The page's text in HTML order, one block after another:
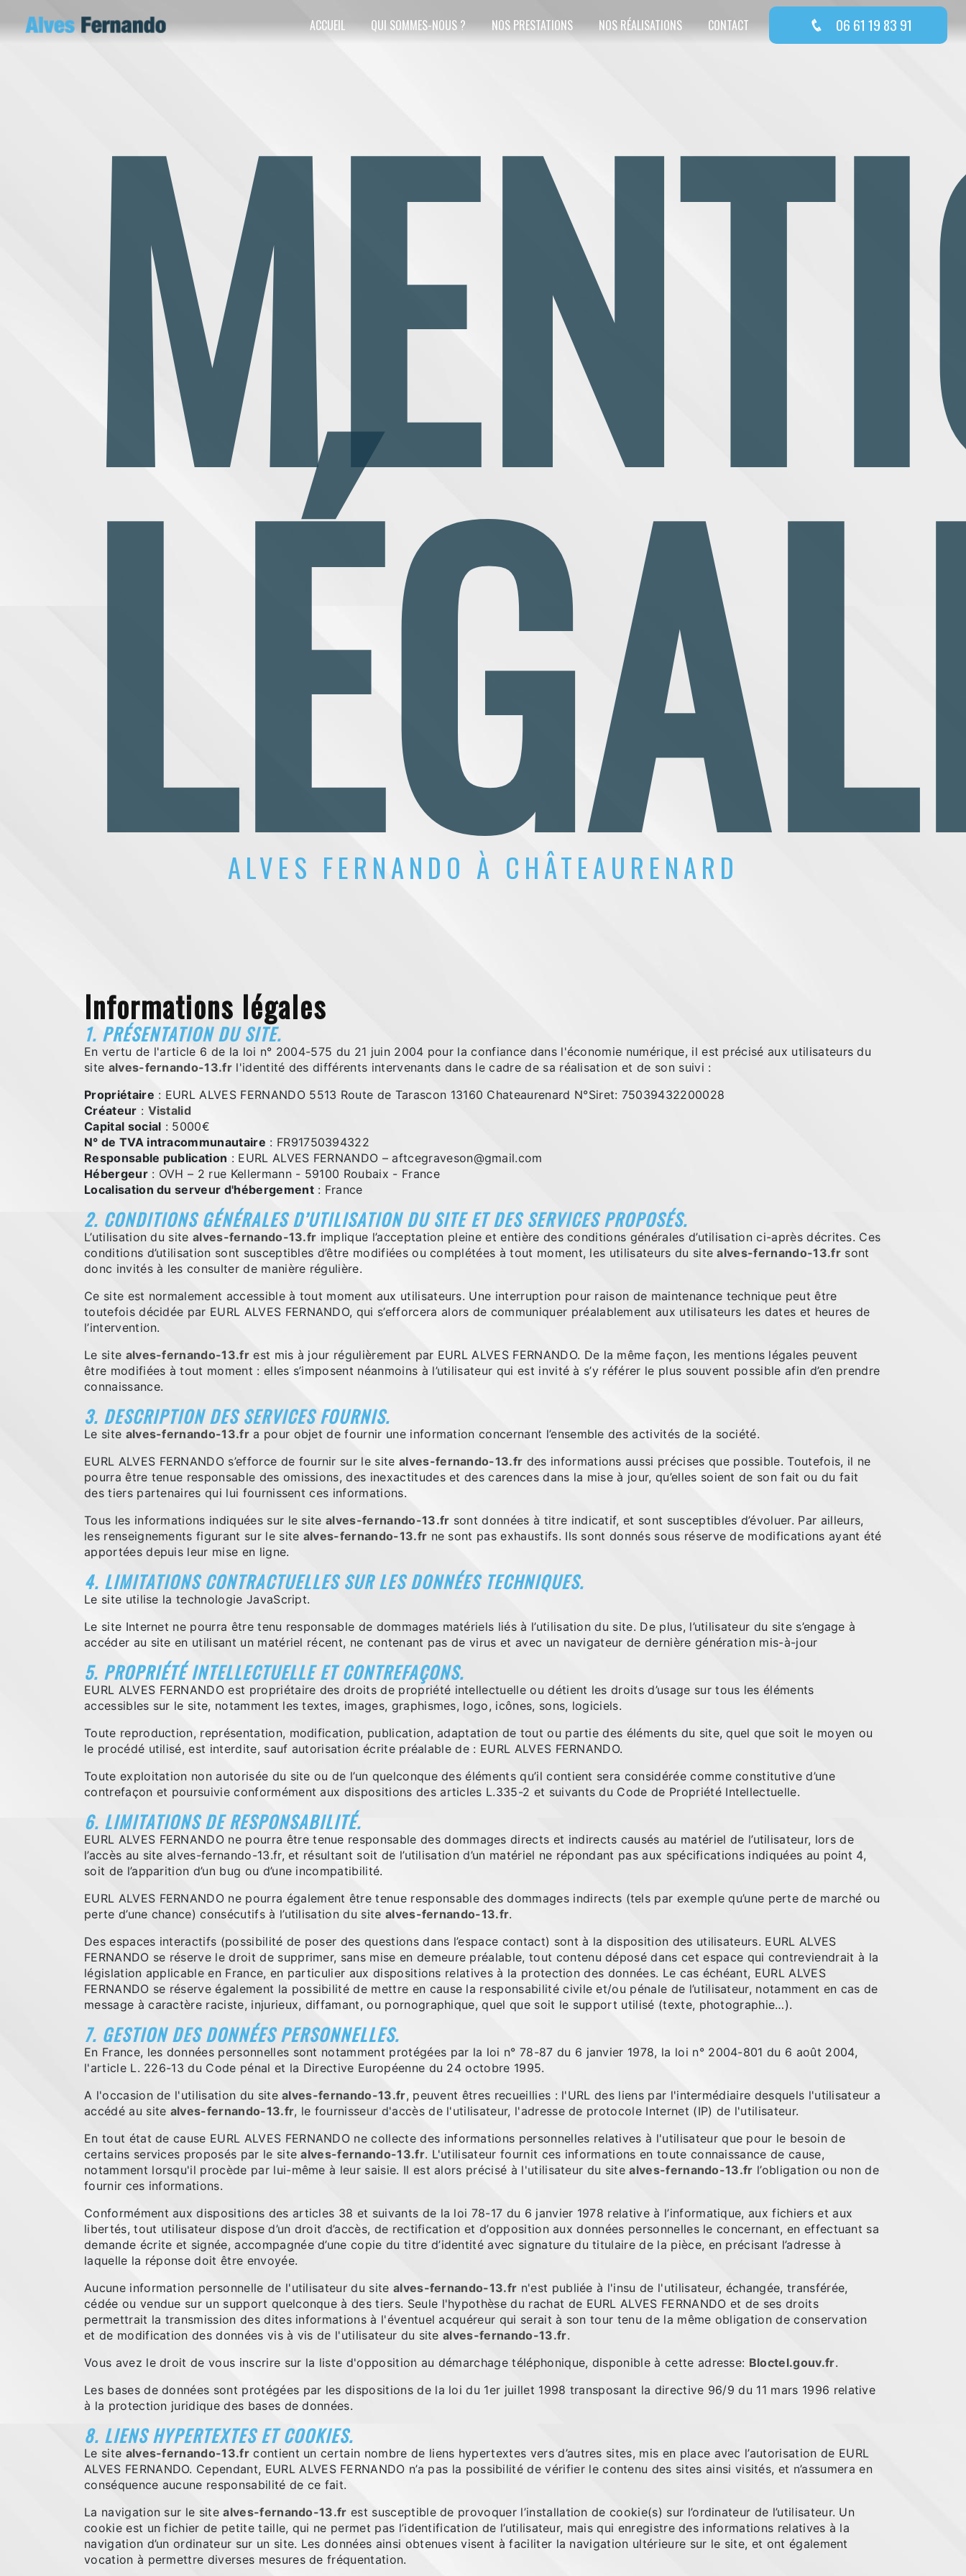
ACCUEIL QUI SOMMES-NOUS ? NOS PRESTATIONS NOS RÉALISATIONS CONTACT 06 61 19 83 91
ALVES FERNANDO À CHÂTEAURENARD
Informations légales
1. PRÉSENTATION DU SITE.
En vertu de l'article 6 de la loi n° 2004-575 du 21 juin 2004 pour la confiance dans l'économie numérique, il est précisé aux utilisateurs du
site alves-fernando-13.fr l'identité des différents intervenants dans le cadre de sa réalisation et de son suivi :
Propriétaire : EURL ALVES FERNANDO 5513 Route de Tarascon 13160 Chateaurenard N°Siret: 75039432200028
Créateur : Vistalid
Capital social : 5000€
N° de TVA intracommunautaire : FR91750394322
Responsable publication : EURL ALVES FERNANDO – aftcegraveson@gmail.com
Hébergeur: OVH – 2 rue Kellermann - 59100 Roubaix - France
Localisation du serveur d'hébergement: France
2. CONDITIONS GÉNÉRALES D’UTILISATION DU SITE ET DES SERVICES PROPOSÉS.
L’utilisation du sitealves-fernando-13.fr implique l’acceptation pleine et entière des conditions générales d’utilisation ci-après décrites. Ces
conditions d’utilisation sont susceptibles d’être modifiées ou complétées à tout moment, les utilisateurs du sitealves-fernando-13.frsont
donc invités à les consulter de manière régulière.
Ce site est normalement accessible à tout moment aux utilisateurs. Une interruption pour raison de maintenance technique peut être
toutefois décidée par EURL ALVES FERNANDO, qui s’efforcera alors de communiquer préalablement aux utilisateurs les dates et heures de
l’intervention.
Le site alves-fernando-13.frest mis à jour régulièrement par EURL ALVES FERNANDO. De la même façon, les mentions légales peuvent
être modifiées à tout moment : elles s’imposent néanmoins à l’utilisateur qui est invité à s’y référer le plus souvent possible afin d’en prendre
connaissance.
3. DESCRIPTION DES SERVICES FOURNIS.
Le site alves-fernando-13.fra pour objet de fournir une information concernant l’ensemble des activités de la société.
EURL ALVES FERNANDO s’efforce de fournir sur le site alves-fernando-13.fr des informations aussi précises que possible. Toutefois, il ne
pourra être tenue responsable des omissions, des inexactitudes et des carences dans la mise à jour, qu’elles soient de son fait ou du fait
des tiers partenaires qui lui fournissent ces informations.
Tous les informations indiquées sur le sitealves-fernando-13.fr sont données à titre indicatif, et sont susceptibles d’évoluer. Par ailleurs,
les renseignements figurant sur le site alves-fernando-13.fr ne sont pas exhaustifs. Ils sont donnés sous réserve de modifications ayant été
apportées depuis leur mise en ligne.
4. LIMITATIONS CONTRACTUELLES SUR LES DONNÉES TECHNIQUES.
Le site utilise la technologie JavaScript.
Le site Internet ne pourra être tenu responsable de dommages matériels liés à l’utilisation du site. De plus, l’utilisateur du site s’engage à
accéder au site en utilisant un matériel récent, ne contenant pas de virus et avec un navigateur de dernière génération mis-à-jour
5. PROPRIÉTÉ INTELLECTUELLE ET CONTREFAÇONS.
EURL ALVES FERNANDO est propriétaire des droits de propriété intellectuelle ou détient les droits d’usage sur tous les éléments
accessibles sur le site, notamment les textes, images, graphismes, logo, icônes, sons, logiciels.
Toute reproduction, représentation, modification, publication, adaptation de tout ou partie des éléments du site, quel que soit le moyen ou
le procédé utilisé, est interdite, sauf autorisation écrite préalable de : EURL ALVES FERNANDO.
Toute exploitation non autorisée du site ou de l’un quelconque des éléments qu’il contient sera considérée comme constitutive d’une
contrefaçon et poursuivie conformément aux dispositions des articles L.335-2 et suivants du Code de Propriété Intellectuelle.
6. LIMITATIONS DE RESPONSABILITÉ.
EURL ALVES FERNANDO ne pourra être tenue responsable des dommages directs et indirects causés au matériel de l’utilisateur, lors de
l’accès au site alves-fernando-13.fr, et résultant soit de l’utilisation d’un matériel ne répondant pas aux spécifications indiquées au point 4,
soit de l’apparition d’un bug ou d’une incompatibilité.
EURL ALVES FERNANDO ne pourra également être tenue responsable des dommages indirects (tels par exemple qu’une perte de marché ou
perte d’une chance) consécutifs à l’utilisation du site alves-fernando-13.fr.
Des espaces interactifs (possibilité de poser des questions dans l’espace contact) sont à la disposition des utilisateurs. EURL ALVES
FERNANDO se réserve le droit de supprimer, sans mise en demeure préalable, tout contenu déposé dans cet espace qui contreviendrait à la
législation applicable en France, en particulier aux dispositions relatives à la protection des données. Le cas échéant, EURL ALVES
FERNANDO se réserve également la possibilité de mettre en cause la responsabilité civile et/ou pénale de l’utilisateur, notamment en cas de
message à caractère raciste, injurieux, diffamant, ou pornographique, quel que soit le support utilisé (texte, photographie…).
7. GESTION DES DONNÉES PERSONNELLES.
En France, les données personnelles sont notamment protégées par la loi n° 78-87 du 6 janvier 1978, la loi n° 2004-801 du 6 août 2004,
l'article L. 226-13 du Code pénal et la Directive Européenne du 24 octobre 1995.
A l'occasion de l'utilisation du sitealves-fernando-13.fr, peuvent êtres recueillies : l'URL des liens par l'intermédiaire desquels l'utilisateur a
accédé au site alves-fernando-13.fr, le fournisseur d'accès de l'utilisateur, l'adresse de protocole Internet (IP) de l'utilisateur.
En tout état de cause EURL ALVES FERNANDO ne collecte des informations personnelles relatives à l'utilisateur que pour le besoin de
certains services proposés par le sitealves-fernando-13.fr. L'utilisateur fournit ces informations en toute connaissance de cause,
notamment lorsqu'il procède par lui-même à leur saisie. Il est alors précisé à l'utilisateur du sitealves-fernando-13.fr l’obligation ou non de
fournir ces informations.
Conformément aux dispositions des articles 38 et suivants de la loi 78-17 du 6 janvier 1978 relative à l’informatique, aux fichiers et aux
libertés, tout utilisateur dispose d’un droit d’accès, de rectification et d’opposition aux données personnelles le concernant, en effectuant sa
demande écrite et signée, accompagnée d’une copie du titre d’identité avec signature du titulaire de la pièce, en précisant l’adresse à
laquelle la réponse doit être envoyée.
Aucune information personnelle de l'utilisateur du site alves-fernando-13.fr n'est publiée à l'insu de l'utilisateur, échangée, transférée,
cédée ou vendue sur un support quelconque à des tiers. Seule l'hypothèse du rachat de EURL ALVES FERNANDO et de ses droits
permettrait la transmission des dites informations à l'éventuel acquéreur qui serait à son tour tenu de la même obligation de conservation
et de modification des données vis à vis de l'utilisateur du sitealves-fernando-13.fr.
Vous avez le droit de vous inscrire sur la liste d'opposition au démarchage téléphonique, disponible à cette adresse: Bloctel.gouv.fr.
Les bases de données sont protégées par les dispositions de la loi du 1er juillet 1998 transposant la directive 96/9 du 11 mars 1996 relative
à la protection juridique des bases de données.
8. LIENS HYPERTEXTES ET COOKIES.
Le site alves-fernando-13.frcontient un certain nombre de liens hypertextes vers d’autres sites, mis en place avec l’autorisation de EURL
ALVES FERNANDO. Cependant, EURL ALVES FERNANDO n’a pas la possibilité de vérifier le contenu des sites ainsi visités, et n’assumera en
conséquence aucune responsabilité de ce fait.
La navigation sur le sitealves-fernando-13.fr est susceptible de provoquer l’installation de cookie(s) sur l’ordinateur de l’utilisateur. Un
cookie est un fichier de petite taille, qui ne permet pas l’identification de l’utilisateur, mais qui enregistre des informations relatives à la
navigation d’un ordinateur sur un site. Les données ainsi obtenues visent à faciliter la navigation ultérieure sur le site, et ont également
vocation à permettre diverses mesures de fréquentation.